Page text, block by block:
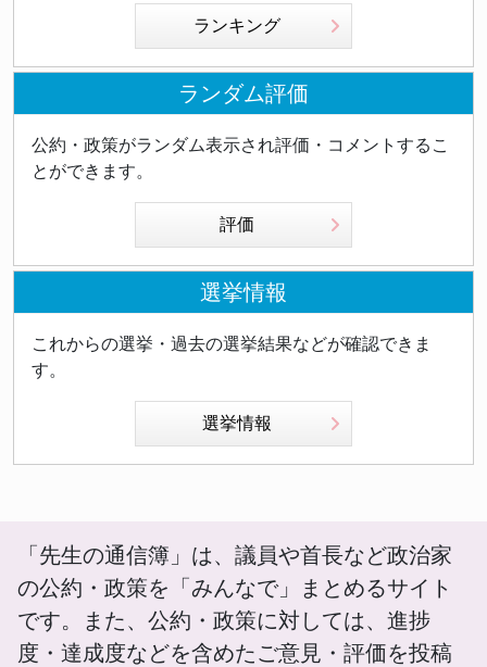
ランキング
ランダム評価
公約・政策がランダム表示され評価・コメントするこ
とができます。
評価
選挙情報
これからの選挙・過去の選挙結果などが確認できま
す。
選挙情報
「先生の通信簿」は、議員や首長など政治家
の公約・政策を「みんなで」まとめるサイト
です。また、公約・政策に対しては、進捗
度・達成度などを含めたご意見・評価を投稿